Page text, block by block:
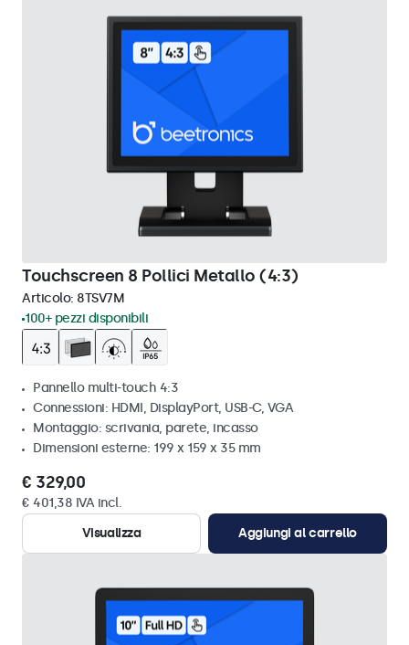
Touchscreen 8 Pollici Metallo (4:3)
Articolo: 8TSV7M
100+ pezzi disponibili
Pannello multi-touch 4:3
Connessioni: HDMI, DisplayPort, USB-C, VGA
Montaggio: scrivania, parete, incasso
Dimensioni esterne: 199 x 159 x 35 mm
€ 329,00
€ 401,38 IVA incl.
Visualizza
Aggiungi al carrello